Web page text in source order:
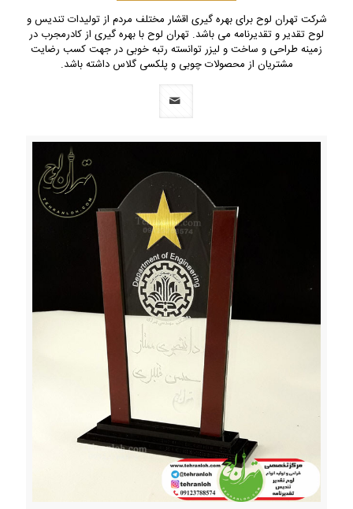
شرکت تهران لوح برای بهره گیری اقشار مختلف مردم از تولیدات تندیس و
لوح تقدیر و تقدیرنامه می باشد. تهران لوح با بهره گیری از کادرمجرب در
زمینه طراحی و ساخت و لیزر توانسته رتبه خوبی در جهت کسب رضایت
مشتریان از محصولات چوبی و پلکسی گلاس داشته باشد.